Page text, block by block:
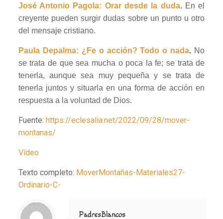
José Antonio Pagola: Orar desde la duda. En el
creyente pueden surgir dudas sobre un punto u otro
del mensaje cristiano.
Paula Depalma: ¿Fe o acción? Todo o nada. No
se trata de que sea mucha o poca la fe; se trata de
tenerla, aunque sea muy pequeña y se trata de
tenerla juntos y situarla en una forma de acción en
respuesta a la voluntad de Dios.
Fuente: https://eclesalia.net/2022/09/28/mover-
montanas/
Vídeo
Texto completo: MoverMontañas-Materiales27-
Ordinario-C-
Notice
: Trying to access array offset on value of type null in
/home/misioner/public_html/padresblancos/themes/betheme/includes/content-single.php
on line
286
PadresBlancos